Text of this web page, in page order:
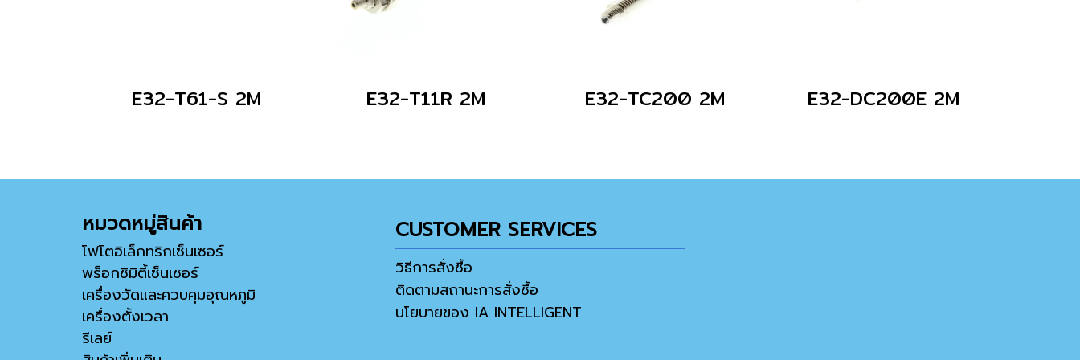
E32-T61-S 2M E32-T11R 2M E32-TC200 2M E32-DC200E 2M
หมวดหมู่สินค้า
โฟโตอิเล็กทริกเซ็นเซอร์
พร็อกซิมิตี้เซ็นเซอร์
เครื่องวัดและควบคุมอุณหภูมิ
เครื่องตั้งเวลา
รีเลย์
CUSTOMER SERVICES
วิธีการสั่งซื้อ
ติดตามสถานะการสั่งซื้อ
นโยบายของ IA INTELLIGENT